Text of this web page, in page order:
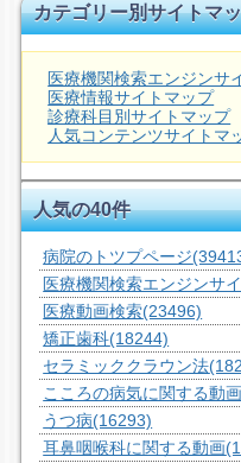
カテゴリー別サイトマ
医療機関検索エンジンサ
医療情報サイトマップ
診療科目別サイトマップ
人気コンテンツサイトマ
人気の40件
病院のトツプページ
医療機関検索エンジンサ
医療動画検索(23496)
矯正歯科(18244)
セラミッククラウン法
こころの病気に関する動画
うつ病(16293)
耳鼻咽喉科に関する動画